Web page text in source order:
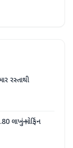
રસ્તાથી
લાખનું મોર્ફિન